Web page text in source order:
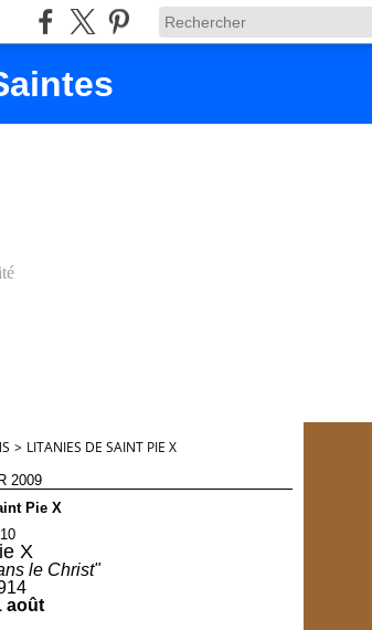
> LITANIES DE SAINT PIE X
2009
Pie X
X
le Christ"
août